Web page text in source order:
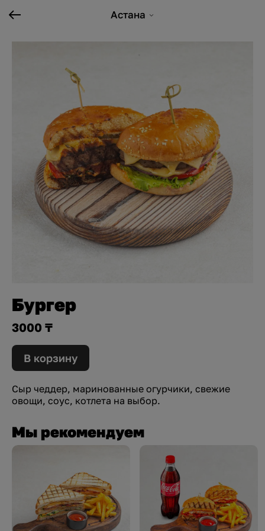
Астана
Бургер
3000 ₸
В корзину
Сыр чеддер, маринованные огурчики, свежие
овощи, соус, котлета на выбор.
Мы рекомендуем